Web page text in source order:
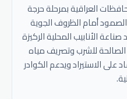
العراقية بمرحلة حرجة
أمام الظروف الجوية
الأنابيب المحلية الركيزة
للشرب وتصريف مياه
على الاستيراد ويدعم الكوادر